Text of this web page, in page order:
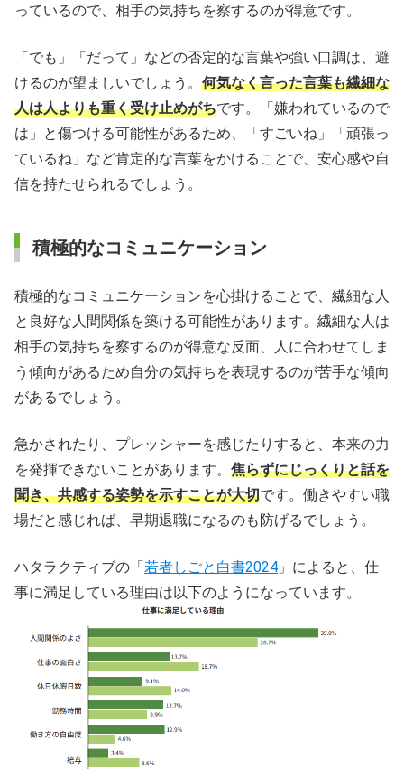
っているので、相手の気持ちを察するのが得意です。
「でも」「だって」などの否定的な言葉や強い口調は、避
けるのが望ましいでしょう。 何気なく言った言葉も繊細な
人は人よりも重く受け止めがちです。「嫌われているので
は」と傷つける可能性があるため、「すごいね」「頑張っ
ているね」など肯定的な言葉をかけることで、安心感や自
信を持たせられるでしょう。
積極的なコミュニケーション
積極的なコミュニケーションを心掛けることで、繊細な人
と良好な人間関係を築ける可能性があります。繊細な人は
相手の気持ちを察するのが得意な反面、人に合わせてしま
う傾向があるため自分の気持ちを表現するのが苦手な傾向
があるでしょう。
急かされたり、プレッシャーを感じたりすると、本来の力
を発揮できないことがあります。 焦らずにじっくりと話を
聞き、共感する姿勢を示すことが大切です。働きやすい職
場だと感じれば、早期退職になるのも防げるでしょう。
ハタラクティブの「 若者しごと白書2024 」によると、仕
事に満足している理由は以下のようになっています。